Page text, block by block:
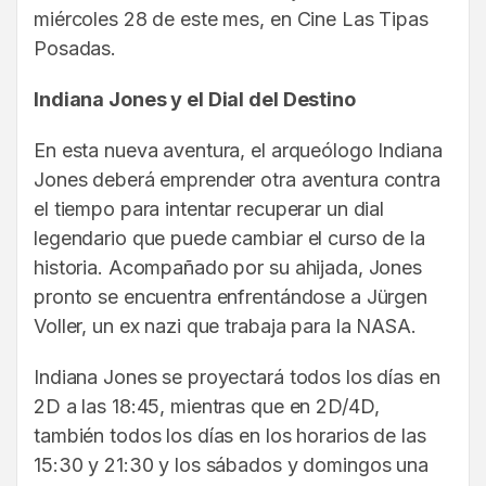
miércoles 28 de este mes, en Cine Las Tipas
Posadas.
Indiana Jones y el Dial del Destino
En esta nueva aventura, el arqueólogo Indiana
Jones deberá emprender otra aventura contra
el tiempo para intentar recuperar un dial
legendario que puede cambiar el curso de la
historia. Acompañado por su ahijada, Jones
pronto se encuentra enfrentándose a Jürgen
Voller, un ex nazi que trabaja para la NASA.
Indiana Jones se proyectará todos los días en
2D a las 18:45, mientras que en 2D/4D,
también todos los días en los horarios de las
15:30 y 21:30 y los sábados y domingos una